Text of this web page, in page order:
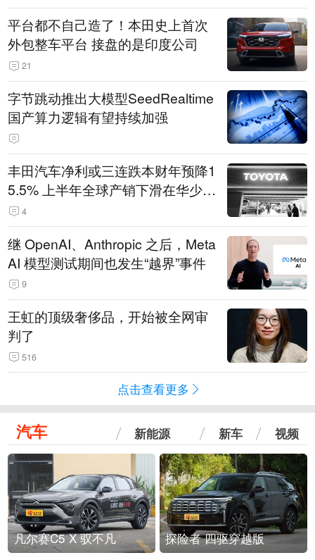
平台都不自己造了！本田史上首次
外包整车平台 接盘的是印度公司
21
字节跳动推出大模型SeedRealtime
国产算力逻辑有望持续加强
丰田汽车净利或三连跌本财年预降1
5.5% 上半年全球产销下滑在华少卖
14.3万辆
4
继 OpenAI、Anthropic 之后，Meta
AI 模型测试期间也发生“越界”事件
9
王虹的顶级奢侈品，开始被全网审
判了
516
点击查看更多
汽车 新能源 新车 视频
凡尔赛C5 X 驭不凡 探险者 四驱穿越版